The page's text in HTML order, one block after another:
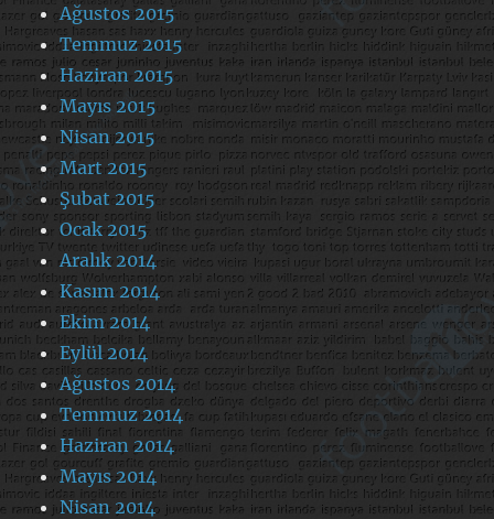
Ağustos 2015
Temmuz 2015
Haziran 2015
Mayıs 2015
Nisan 2015
Mart 2015
Şubat 2015
Ocak 2015
Aralık 2014
Kasım 2014
Ekim 2014
Eylül 2014
Ağustos 2014
Temmuz 2014
Haziran 2014
Mayıs 2014
Nisan 2014